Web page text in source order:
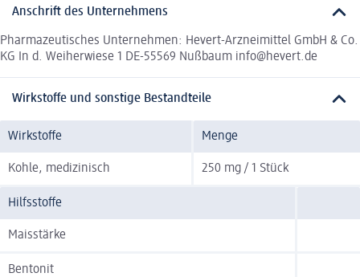
Anschrift des Unternehmens
Pharmazeutisches Unternehmen: Hevert-Arzneimittel GmbH & Co.
KG In d. Weiherwiese 1 DE-55569 Nußbaum info@hevert.de
Wirkstoffe und sonstige Bestandteile
Wirkstoffe Menge
Kohle, medizinisch 250 mg / 1 Stück
Hilfsstoffe
Maisstärke
Bentonit